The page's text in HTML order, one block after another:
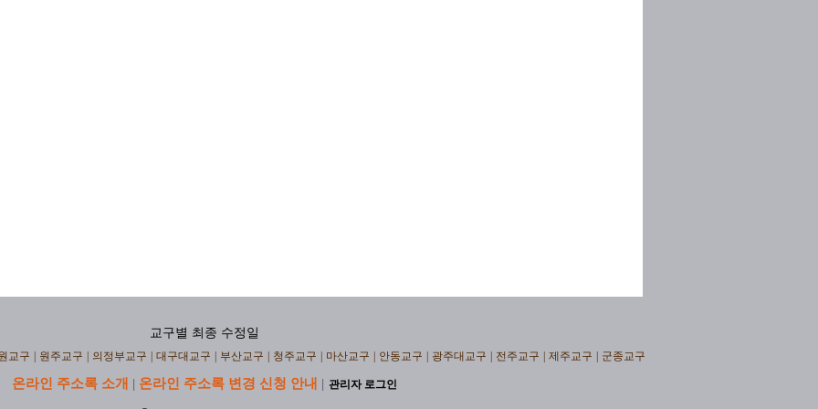
교구별 최종 수정일
교구 원주교구 의정부교구 대구대교구 부산교구 청주교구 마산교구 안동교구 광주대교구 전주교구 제주교구 군종교구
온라인 주소록 소개 | 온라인 주소록 변경 신청 안내 | 관리자 로그인